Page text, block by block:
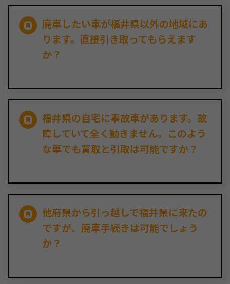
廃車したい車が福井県以外の地域にあ
ります。直接引き取ってもらえます
か？
福井県の自宅に事故車があります。故
障していて全く動きません。このよう
な車でも買取と引取は可能ですか？
他府県から引っ越しで福井県に来たの
ですが、廃車手続きは可能でしょう
か？